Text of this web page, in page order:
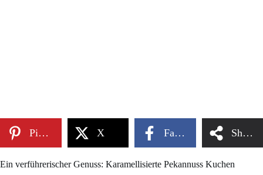
Pinterest X Facebook Share
Ein verführerischer Genuss: Karamellisierte Pekannuss Kuchen